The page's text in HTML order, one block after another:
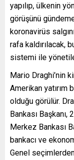
yapılıp, ülkenin
görüşünü
koronavirüs
rafa kaldırılacak,
sistemi ile
Mario Draghi’nin
Amerikan yatırım
olduğu görülür.
Bankası Başkanı,
Merkez Bankası
bankacı ve
Genel